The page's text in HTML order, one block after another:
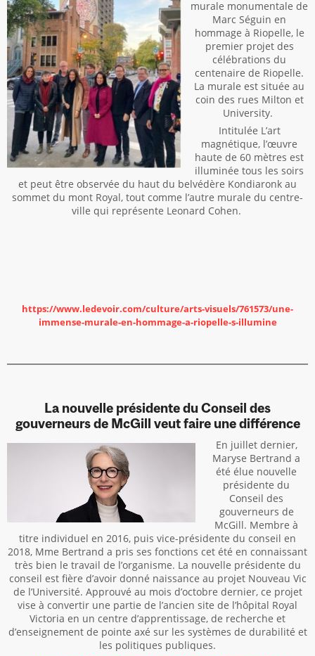
murale monumentale de
Marc Séguin en
hommage à Riopelle, le
premier projet des
célébrations du
centenaire de Riopelle.
La murale est située au
coin des rues Milton et
University.
Intitulée L’art
magnétique, l’œuvre
haute de 60 mètres est
illuminée tous les soirs
et peut être observée du haut du belvédère Kondiaronk au
sommet du mont Royal, tout comme l’autre murale du centre-
ville qui représente Leonard Cohen.
https://www.ledevoir.com/culture/arts-visuels/761573/une-
immense-murale-en-hommage-a-riopelle-s-illumine
La nouvelle présidente du Conseil des
gouverneurs de McGill veut faire une différence
En juillet dernier,
Maryse Bertrand a
été élue nouvelle
présidente du
Conseil des
gouverneurs de
McGill. Membre à
titre individuel en 2016, puis vice-présidente du conseil en
2018, Mme Bertrand a pris ses fonctions cet été en connaissant
très bien le travail de l’organisme. La nouvelle présidente du
conseil est fière d’avoir donné naissance au projet Nouveau Vic
de l’Université. Approuvé au mois d’octobre dernier, ce projet
vise à convertir une partie de l’ancien site de l’hôpital Royal
Victoria en un centre d’apprentissage, de recherche et
d’enseignement de pointe axé sur les systèmes de durabilité et
les politiques publiques.